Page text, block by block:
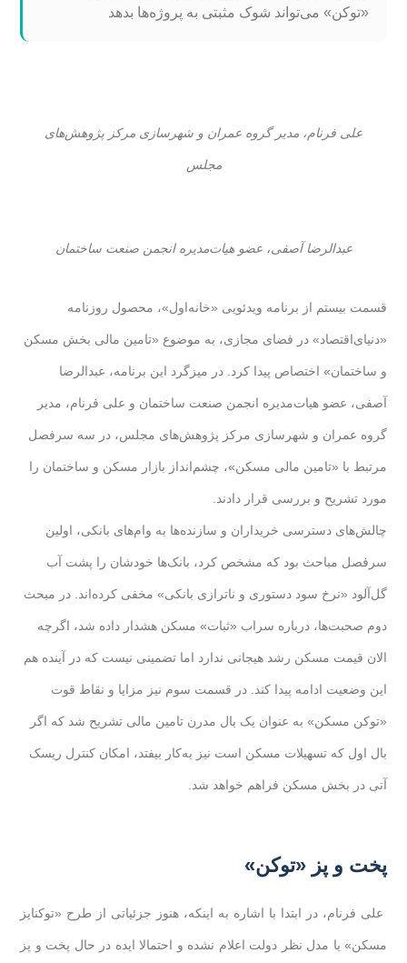
«توکن» می‌تواند شوک مثبتی به پروژه‌ها بدهد
علی فرنام، مدیر گروه عمران و شهرسازی مرکز پژوهش‌های
مجلس
عبدالرضا آصفی، عضو هیات‌‌مدیره انجمن صنعت ساختمان
قسمت بیستم از برنامه ویدئویی «خانه‌اول»، محصول روزنامه
«دنیای‌اقتصاد» در فضای مجازی، به موضوع «تامین مالی بخش مسکن
و ساختمان» اختصاص پیدا کرد. در میزگرد این برنامه، عبدالرضا
آصفی، عضو هیات‌‌مدیره انجمن صنعت ساختمان و علی فرنام، مدیر
گروه عمران و شهرسازی مرکز پژوهش‌های مجلس، در سه سرفصل
مرتبط با «تامین مالی مسکن»، چشم‌انداز بازار مسکن و ساختمان را
مورد تشریح و بررسی قرار دادند.
چالش‌های دسترسی خریداران و سازنده‌ها به وام‌های بانکی، اولین
سرفصل مباحث بود که مشخص کرد، بانک‌ها خودشان را پشت آب
گل‌آلود «نرخ سود دستوری و ناترازی بانکی» مخفی کرده‌اند. در مبحث
دوم صحبت‌ها، درباره سراب «ثبات» مسکن هشدار داده شد، اگرچه
الان قیمت مسکن رشد هیجانی ندارد اما تضمینی نیست که در آینده هم
این وضعیت ادامه پیدا کند. در قسمت سوم نیز مزایا و نقاط قوت
«توکن مسکن» به عنوان یک بال مدرن تامین مالی تشریح شد که اگر
بال اول که تسهیلات مسکن است نیز به‌کار بیفتد، امکان کنترل ریسک
آتی در بخش مسکن فراهم خواهد شد.
پخت و پز «توکن»
علی فرنام، در ابتدا با اشاره به اینکه، هنوز جزئیاتی از طرح «توکنایز
مسکن» یا مدل نظر دولت اعلام نشده و احتمالا ایده در حال پخت و پز